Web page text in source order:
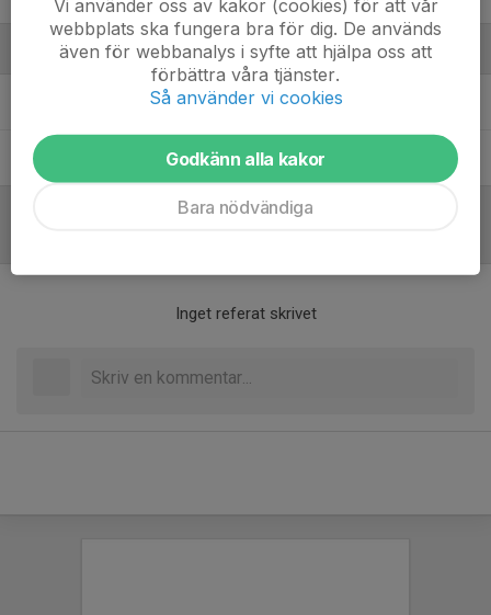
Ledare
Alexander GelisHuvudtränare
Gustav RogstrandAssisterande tränare
Inget referat skrivet
Vi använder oss av kakor (cookies) för att vår
webbplats ska fungera bra för dig. De används
även för webbanalys i syfte att hjälpa oss att
förbättra våra tjänster.
Så använder vi cookies
Godkänn alla kakor
Bara nödvändiga